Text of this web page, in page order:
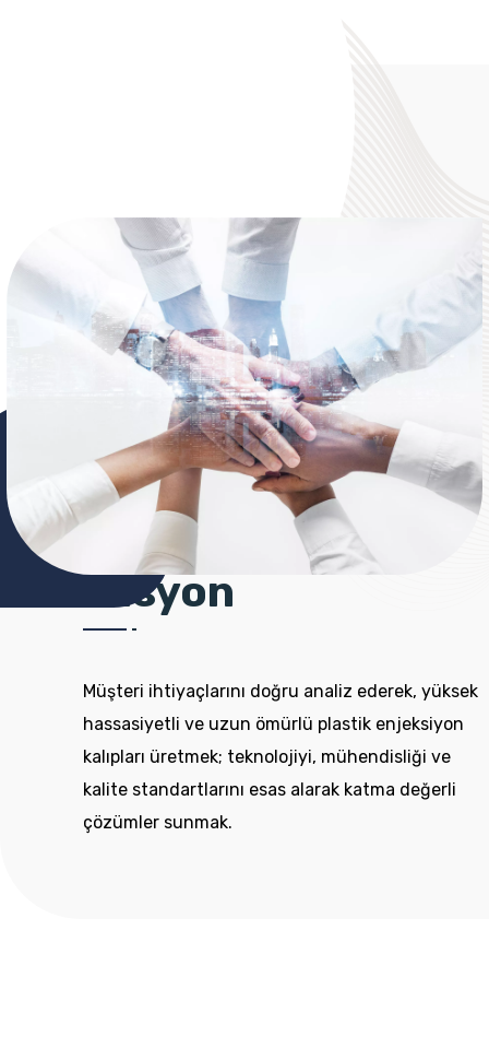
Misyon
Müşteri ihtiyaçlarını doğru analiz ederek, yüksek
hassasiyetli ve uzun ömürlü plastik enjeksiyon
kalıpları üretmek; teknolojiyi, mühendisliği ve
kalite standartlarını esas alarak katma değerli
çözümler sunmak.